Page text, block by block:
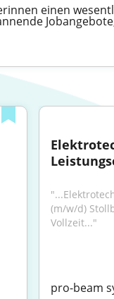
einen
(m/w/d)
Vollzeit..."
pro-beam